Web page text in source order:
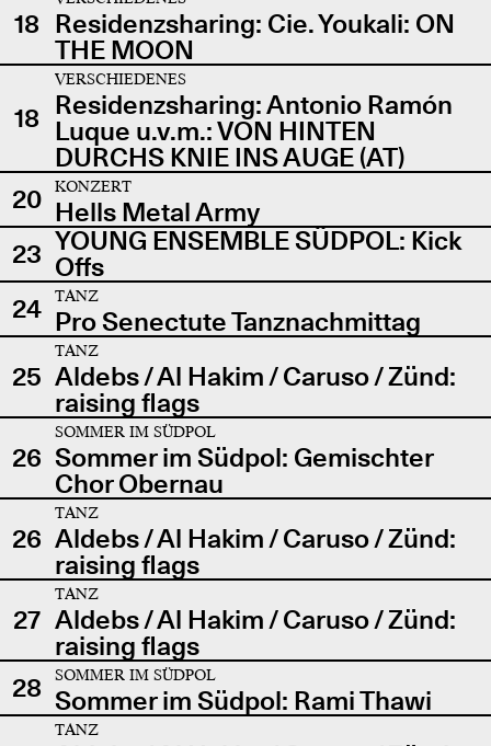
18 Residenzsharing: Cie. Youkali: ON
THE MOON
18
VERSCHIEDENES
Residenzsharing: Antonio Ramón
Luque u.v.m.: VON HINTEN
DURCHS KNIE INS AUGE (AT)
20
KONZERT
Hells Metal Army
23 YOUNG ENSEMBLE SÜDPOL: Kick
Offs
24
TANZ
Pro Senectute Tanznachmittag
25
TANZ
Aldebs / Al Hakim / Caruso / Zünd:
raising flags
26
SOMMER IM SÜDPOL
Sommer im Südpol: Gemischter
Chor Obernau
26
TANZ
Aldebs / Al Hakim / Caruso / Zünd:
raising flags
27
TANZ
Aldebs / Al Hakim / Caruso / Zünd:
raising flags
28
SOMMER IM SÜDPOL
Sommer im Südpol: Rami Thawi
TANZ